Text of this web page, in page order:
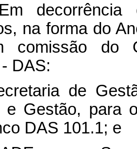
na forma do
comissão do
DAS:
de
e Gestão, para
DAS 101.1; e